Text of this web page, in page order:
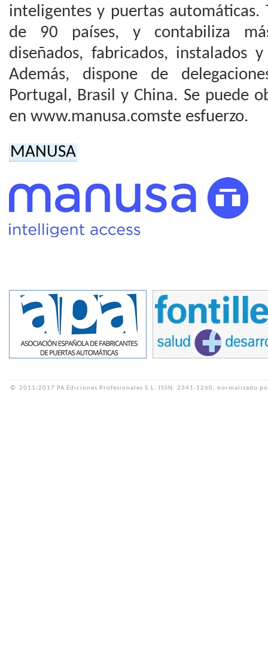
inteligentes y puertas automáticas.
de 90 países, y contabiliza
diseñados, fabricados, instalados
Además, dispone de
Portugal, Brasil y China. Se puede
en www.manusa.comste esfuerzo.
MANUSA
© 2011-2017 PA Ediciones Profesionales S.L. ISSN: 2341-1260, normalizado